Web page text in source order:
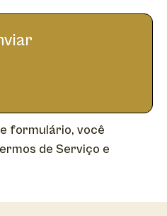
formulário, você
de Serviço e